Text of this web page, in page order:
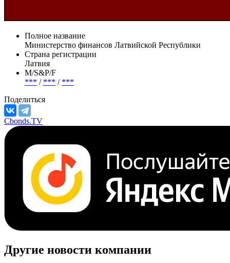
Полное название
Министерство финансов Латвийской Республики
Страна регистрации
Латвия
М/S&P/F
*** / *** / ***
Поделиться
Cbonds.TV
Другие новости компании